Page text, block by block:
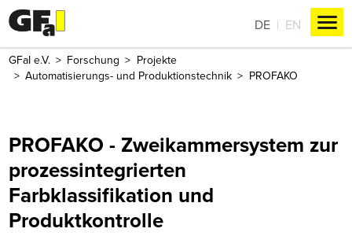
DE EN
GFaI e.V. Forschung
Projekte
Automatisierungs- und Produktionstechnik
PROFAKO
PROFAKO - Zweikammersystem zur
prozessintegrierten
Farbklassifikation und
Produktkontrolle